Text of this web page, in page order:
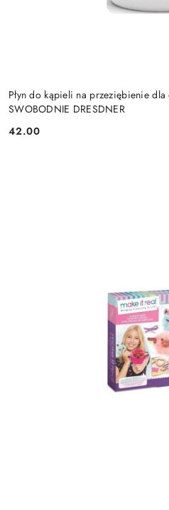
Płyn do kąpieli na przeziębienie
SWOBODNIE DRESDNER
Cena:
42.00